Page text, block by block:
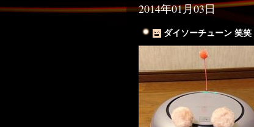
2014年01月03日
ダイソーチューン 笑笑